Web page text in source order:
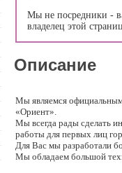
Мы не посредники -
владелец этой
Описание
Мы являемся
«Ориент».
Мы всегда рады сделать
работы для первых лиц
Для Вас мы разработали
Мы обладаем большой